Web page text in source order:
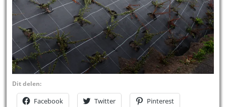
Dit delen:
Facebook Twitter Pinterest